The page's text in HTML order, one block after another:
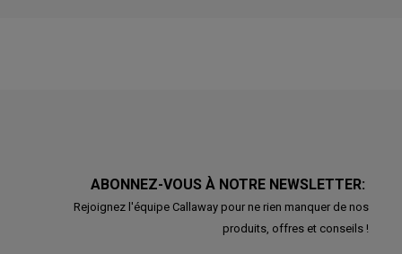
ABONNEZ-VOUS À NOTRE NEWSLETTER:
Rejoignez l'équipe Callaway pour ne rien manquer de nos
produits, offres et conseils !